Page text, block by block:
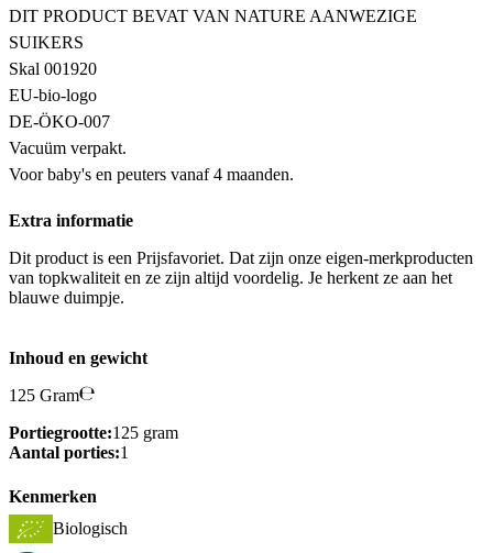
DIT PRODUCT BEVAT VAN NATURE AANWEZIGE
SUIKERS
Skal 001920
EU-bio-logo
DE-ÖKO-007
Vacuüm verpakt.
Voor baby's en peuters vanaf 4 maanden.
Extra informatie
Dit product is een Prijsfavoriet. Dat zijn onze eigen-merkproducten
van topkwaliteit en ze zijn altijd voordelig. Je herkent ze aan het
blauwe duimpje.
Inhoud en gewicht
125 Gram
Portiegrootte:125 gram
Aantal porties:1
Kenmerken
Biologisch